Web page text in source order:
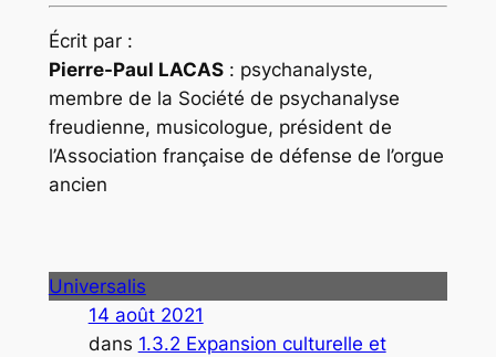
Écrit par :
Pierre-Paul LACAS: psychanalyste,
membre de la Société de psychanalyse
freudienne, musicologue, président de
l’Association française de défense de l’orgue
ancien
Universalis
14 août 2021
dans 1.3.2 Expansion culturelle et